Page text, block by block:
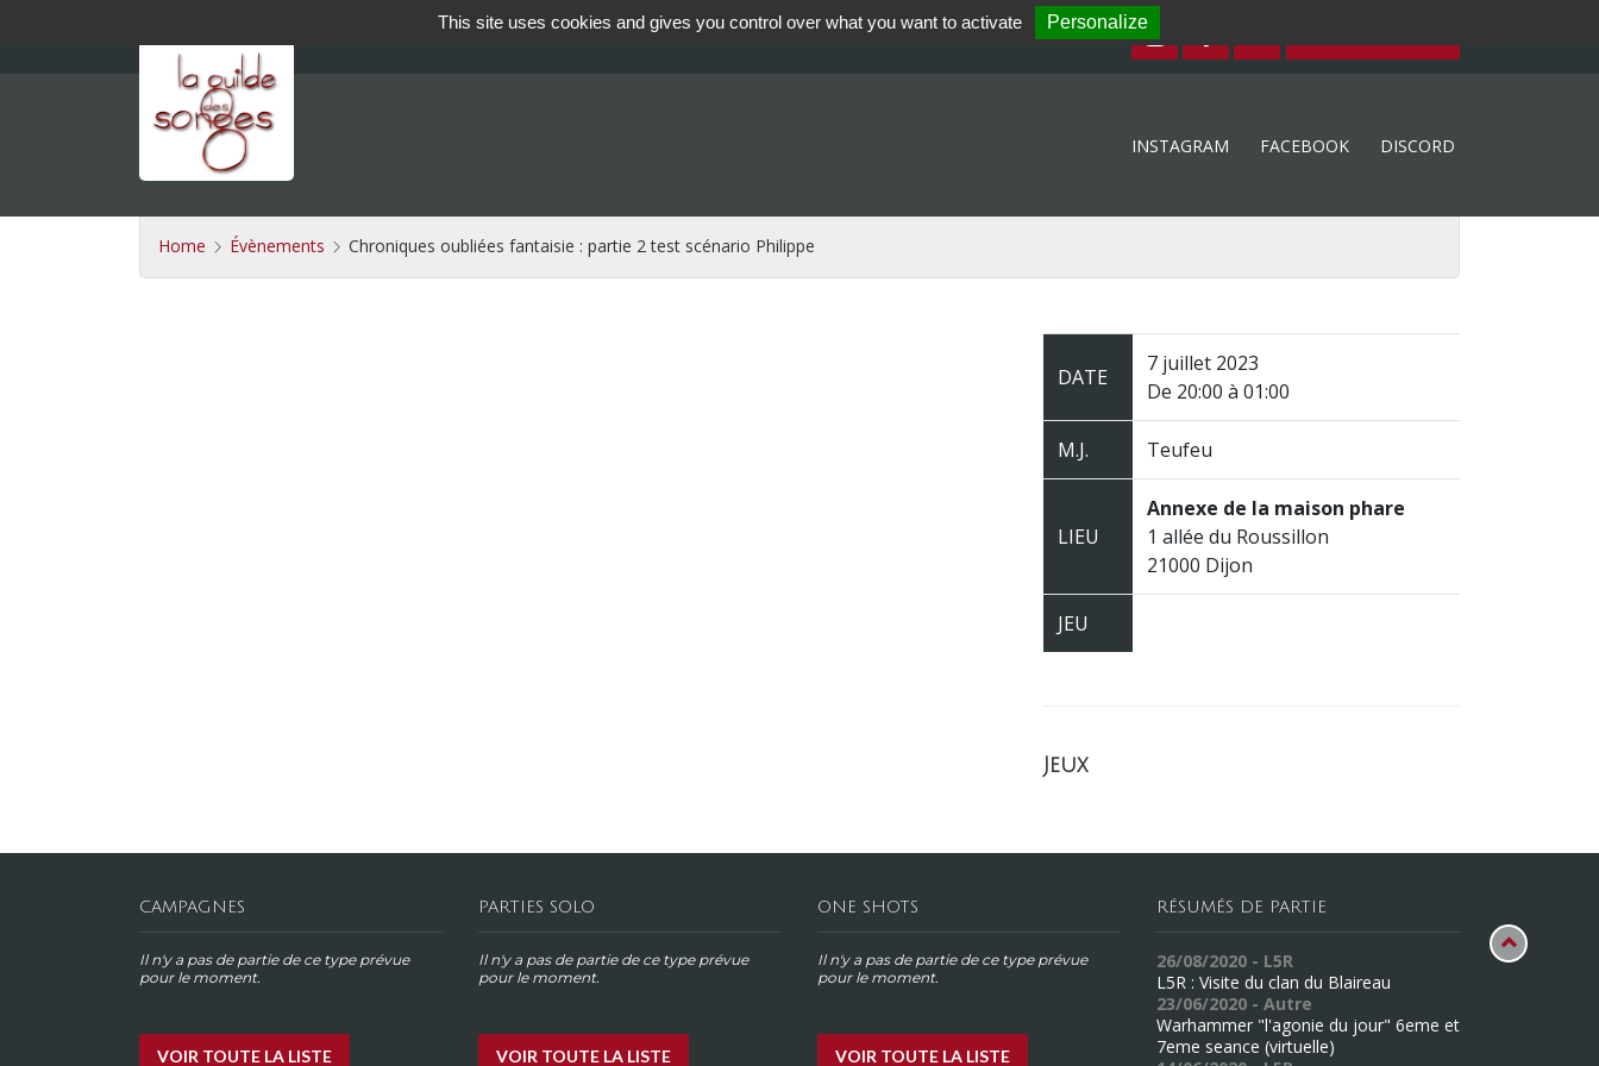
INSTAGRAM FACEBOOK DISCORD
Home Évènements Chroniques oubliées fantaisie : partie 2 test scénario Philippe
DATE
7 juillet 2023
De 20:00 à 01:00
M.J. Teufeu
LIEU
Annexe de la maison phare
1 allée du Roussillon
21000 Dijon
JEU
Jeux
CAMPAGNES
Il n'y a pas de partie de ce type prévue
pour le moment.
VOIR TOUTE LA LISTE
PARTIES SOLO
Il n'y a pas de partie de ce type prévue
pour le moment.
VOIR TOUTE LA LISTE
ONE SHOTS
Il n'y a pas de partie de ce type prévue
pour le moment.
VOIR TOUTE LA LISTE
RÉSUMÉS DE PARTIE
26/08/2020 - L5R
L5R : Visite du clan du Blaireau
23/06/2020 - Autre
Warhammer "l'agonie du jour" 6eme et
7eme seance (virtuelle)
This site uses cookies and gives you control over what you want to activate Personalize